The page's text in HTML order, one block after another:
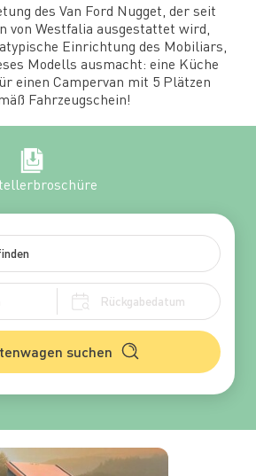
des Van Ford Nugget, der seit
von Westfalia ausgestattet wird,
Einrichtung des Mobiliars,
Modells ausmacht: eine Küche
einen Campervan mit 5 Plätzen
Fahrzeugschein!
suchen